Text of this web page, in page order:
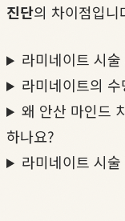
진단의 차이점입니
라미네이트 시
라미네이트의
왜 안산 마인드
하나요?
라미네이트 시